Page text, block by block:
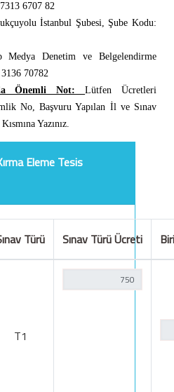
6707 82
İstanbul Şubesi, Şube Kodu:
Medya Denetim ve Belgelendirme
70782
Önemli Not:Lütfen Ücretleri
No, Başvuru Yapılan İl ve Sınav
Yazınız.
Eleme Tesis
Türü Sınav Türü Ücreti
T1